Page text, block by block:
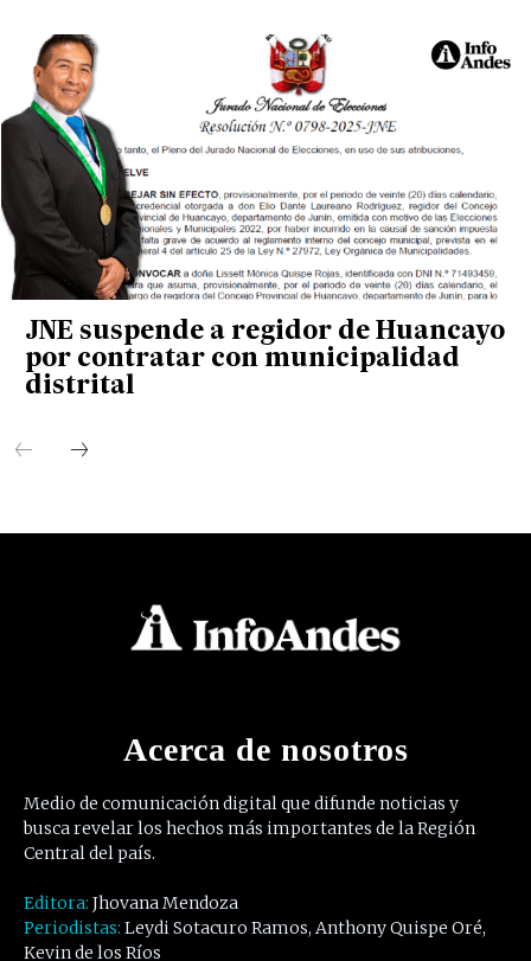
JNE suspende a regidor de Huancayo
por contratar con municipalidad
distrital
Acerca de nosotros
Medio de comunicación digital que difunde noticias y
busca revelar los hechos más importantes de la Región
Central del país.
Editora: Jhovana Mendoza
Periodistas: Leydi Sotacuro Ramos, Anthony Quispe Oré,
Kevin de los Ríos